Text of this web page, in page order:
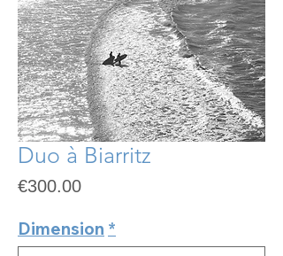
Duo à Biarritz
€300.00Price
Dimension *